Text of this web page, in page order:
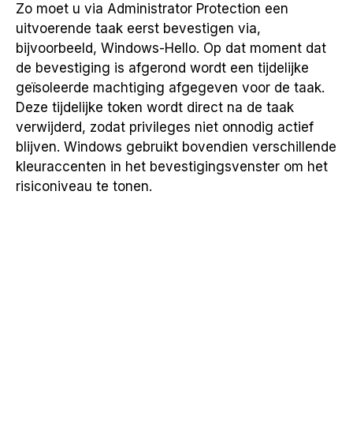
Zo moet u via Administrator Protection een
uitvoerende taak eerst bevestigen via,
bijvoorbeeld, Windows-Hello. Op dat moment dat
de bevestiging is afgerond wordt een tijdelijke
geïsoleerde machtiging afgegeven voor de taak.
Deze tijdelijke token wordt direct na de taak
verwijderd, zodat privileges niet onnodig actief
blijven. Windows gebruikt bovendien verschillende
kleuraccenten in het bevestigingsvenster om het
risiconiveau te tonen.